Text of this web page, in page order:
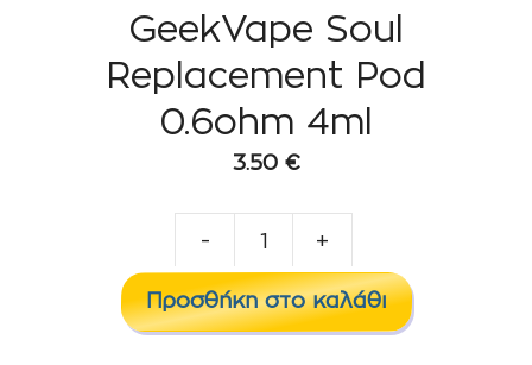
GeekVape Soul
Replacement Pod
0.6ohm 4ml
3.50 €
-
Soul
Replacement
+
Προσθήκη στο καλάθι